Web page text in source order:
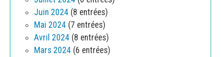
Juin 2024 (8 entrées)
Mai 2024 (7 entrées)
Avril 2024 (8 entrées)
Mars 2024 (6 entrées)